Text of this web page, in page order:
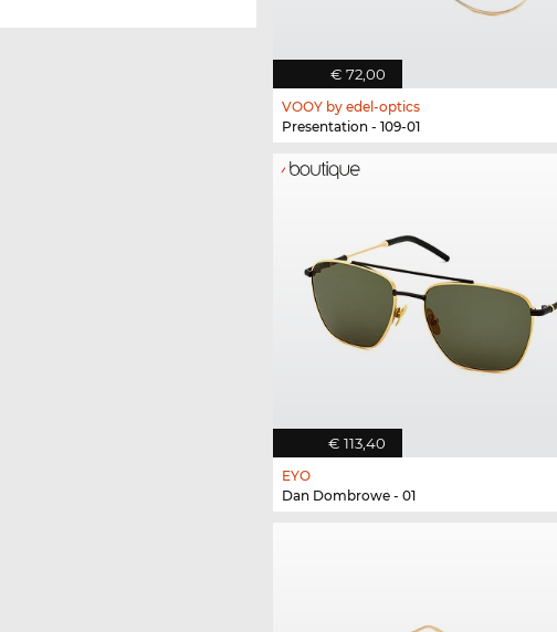
€ 72,00
VOOY by edel-optics
Presentation - 109-01
€ 113,40
EYO
Dan Dombrowe - 01